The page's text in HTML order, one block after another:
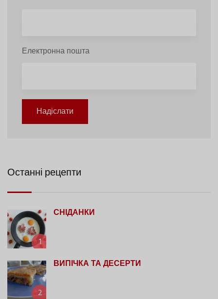
Електронна пошта
Надіслати
Останні рецепти
1
СНІДАНКИ
2
ВИПІЧКА ТА ДЕСЕРТИ